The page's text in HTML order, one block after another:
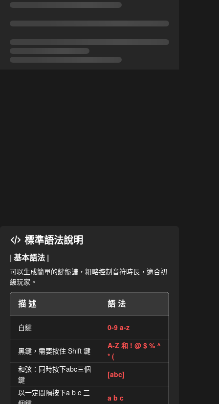
標準語法說明
| 基本語法 |
可以生成簡單的鍵盤譜，粗略控制音符時長，適合初
級玩家。
描述 語法
白鍵 0-9 a-z
黑鍵，需要按住 Shift 鍵
A-Z 和 ! @ $ % ^
* (
和弦：同時按下abc三個
鍵
[abc]
以一定間隔按下a b c 三
a b c